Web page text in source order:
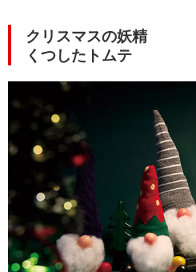
クリスマスの妖精
くつしたトムテ